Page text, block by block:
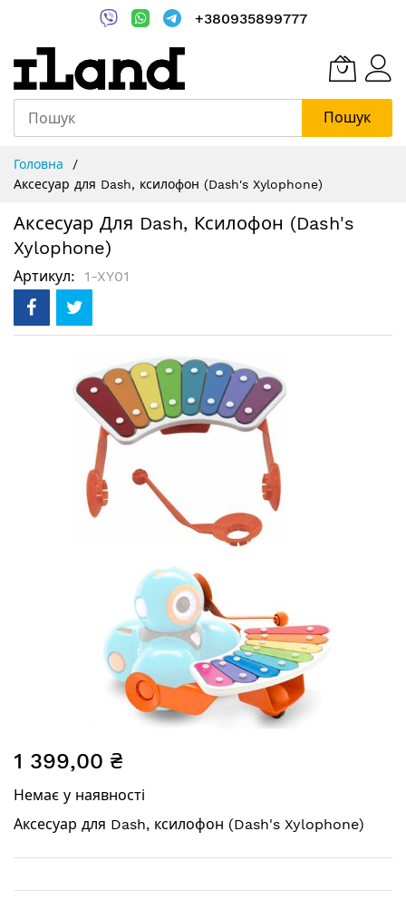
+380935899777
Пошук
Content
Головна
Аксесуар для Dash, ксилофон (Dash's Xylophone)
Аксесуар Для Dash, Ксилофон (Dash's
Xylophone)
Артикул 1-XY01
до
галереї
зображень
1 399,00 ₴
Немає у наявності
Аксесуар для Dash, ксилофон (Dash's Xylophone)